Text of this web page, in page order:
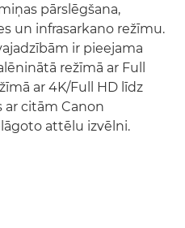
pārslēgšana,
un infrasarkano režīmu.
ir pieejama
režīmā ar Full
ar 4K/Full HD līdz
ar citām Canon
attēlu izvēlni.